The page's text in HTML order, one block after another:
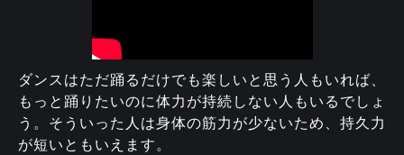
ダンスはただ踊るだけでも楽しいと思う人もいれば、
もっと踊りたいのに体力が持続しない人もいるでしょ
う。そういった人は身体の筋力が少ないため、持久力
が短いともいえます。